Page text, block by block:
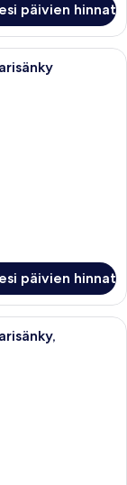
päivien hinnat
jossa on valkoinen
päivien hinnat
on suuri sänky,